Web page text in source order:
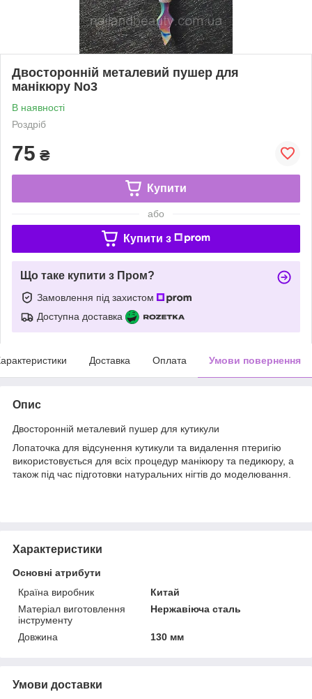
Двосторонній металевий пушер для
манікюру No3
В наявності
Роздріб
75 ₴
Купити
або
Купити з
Що таке купити з Пром?
Замовлення під захистом
Доступна доставка
Доставка Оплата Умови повернення
Опис
Двосторонній металевий пушер для кутикули
Лопаточка для відсунення кутикули та видалення птеригію
використовується для всіх процедур манікюру та педикюру, а
також під час підготовки натуральних нігтів до моделювання.
Характеристики
Основні атрибути
Країна виробник
Китай
Матеріал виготовлення
інструменту
Нержавіюча сталь
Довжина 130 мм
Умови доставки